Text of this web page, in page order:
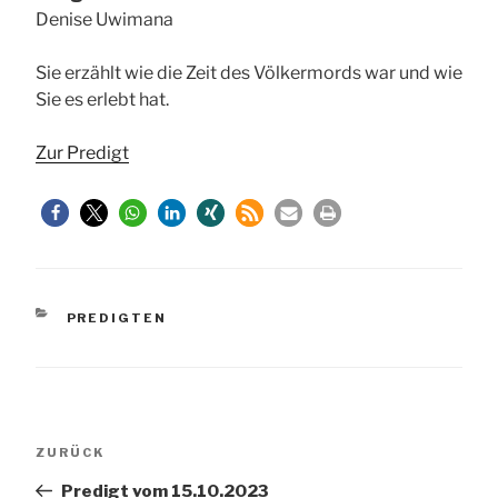
Denise Uwimana
Sie erzählt wie die Zeit des Völkermords war und wie
Sie es erlebt hat.
Zur Predigt
KATEGORIEN
PREDIGTEN
Vorheriger
ZURÜCK
Predigt vom 15.10.2023